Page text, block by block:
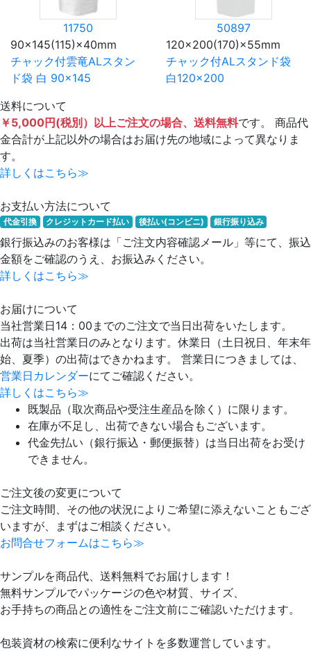
11750
90×145(115)×40mm
チャック付雲竜ALスタン
ド袋 白 90×145
50897
120×200(170)×55mm
チャック付ALスタンド袋
白120×200
送料について
￥5,000円(税別）以上ご注文の場合、送料無料です。 商品代
金合計が上記以外の場合はお届け先の地域によって異なりま
す。
詳しくはこちら≫
お支払い方法について
代金引換 クレジットカード払い 後払い(コンビニ) 銀行振り込み
銀行振込みのお客様は「ご注文内容確認メール」等にて、振込
金額をご確認のうえ、お振込みください。
詳しくはこちら≫
お届けについて
当社営業日14：00までのご注文で当日出荷をいたします。
出荷は当社営業日のみとなります。休業日（土日祝日、年末年
始、夏季）の出荷はできかねます。 営業日につきましては、
営業日カレンダーにてご確認ください。
詳しくはこちら≫
既製品（取次商品や受注生産品を除く）に限ります。
在庫が不足し、出荷できない場合もございます。
代金先払い（銀行振込・郵便振替）は当日出荷をお受け
できません。
ご注文後の変更について
ご注文時間、その他の状況によりご希望に添えないこともござ
いますが、まずはご相談ください。
お問合せフォームはこちら≫
サンプルを商品代、送料無料でお届けします！
無料サンプルでパッケージの色や材質、サイズ、
お手持ちの商品との適性をご注文前にご確認いただけます。
包装資材の検索に便利なサイトを多数運営しています。